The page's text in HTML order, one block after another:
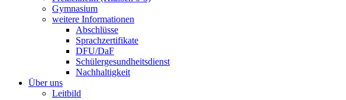
Gymnasium
weitere Informationen
Abschlüsse
Sprachzertifikate
DFU/DaF
Schülergesundheitsdienst
Nachhaltigkeit
Über uns
Leitbild